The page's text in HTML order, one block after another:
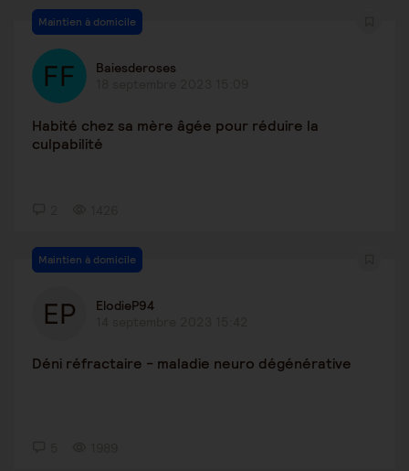
Maintien à domicile
Baiesderoses
Habité chez sa mère âgée pour réduire la
culpabilité
Maintien à domicile
ElodieP94
Déni réfractaire - maladie neuro dégénérative